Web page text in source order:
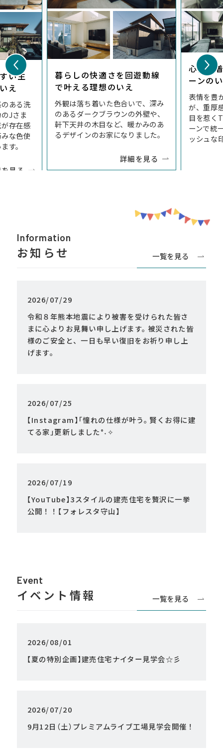
い生
え
ある洗
Jさま
存在感
な色使
す。
見る
暮らしの快適さを回遊動線
で叶える理想のいえ
外観は落ち着いた色合いで、深み
のあるダークブラウンの外壁や、
軒下天井の木目など、暖かみのあ
るデザインのお家になりました。
詳細を見る
心落ち
ーンの
表情を豊
が、重厚
目を惹く
ーンで統
ッシュな
Information
お知らせ 一覧を見る
2026/07/29
令和８年熊本地震により被害を受けられた皆さ
まに心よりお見舞い申し上げます。被災された皆
様のご安全と、 一日も早い復旧をお祈り申し上
げます。
2026/07/25
【Instagram】
「憧れの仕様が叶う。賢くお得に建
てる家 」更新しました°˖✧
2026/07/19
【YouTube】3スタイルの建売住宅を贅沢に一挙
公開！！【フォレスタ守山】
Event
イベント情報 一覧を見る
2026/08/01
【夏の特別企画】建売住宅ナイター見学会☆彡
2026/07/20
9月12日（土）プレミアムライブ工場見学会開催！